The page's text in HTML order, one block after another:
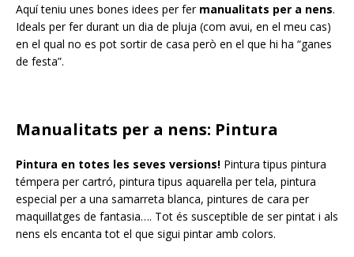
Aquí teniu unes bones idees per fer manualitats per a nens.
Ideals per fer durant un dia de pluja (com avui, en el meu cas)
en el qual no es pot sortir de casa però en el que hi ha “ganes
de festa”.
Manualitats per a nens: Pintura
Pintura en totes les seves versions! Pintura tipus pintura
témpera per cartró, pintura tipus aquarel·la per tela, pintura
especial per a una samarreta blanca, pintures de cara per
maquillatges de fantasia…. Tot és susceptible de ser pintat i als
nens els encanta tot el que sigui pintar amb colors.